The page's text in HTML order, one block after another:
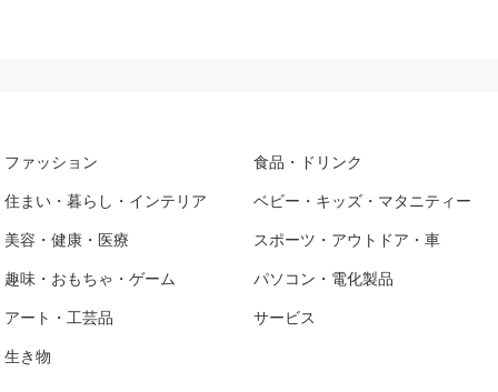
ファッション 食品・ドリンク
住まい・暮らし・インテリア ベビー・キッズ・マタニティー
美容・健康・医療 スポーツ・アウトドア・車
趣味・おもちゃ・ゲーム パソコン・電化製品
アート・工芸品 サービス
生き物